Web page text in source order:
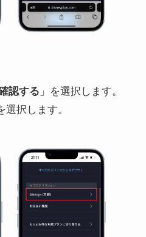
認する 」を選択します。
選択します。